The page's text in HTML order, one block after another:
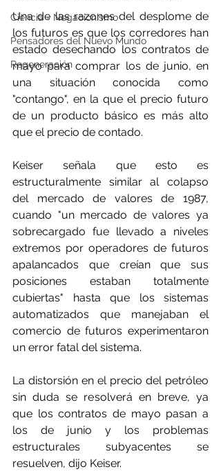
Ciencia - Negacionismo
Pensadores del Nuevo Mundo
Regeneración
Una de las razones del desplome de
los futuros es que los corredores han
estado desechando los contratos de
mayo para comprar los de junio, en
una situación conocida como
"contango", en la que el precio futuro
de un producto básico es más alto
que el precio de contado.
Keiser señala que esto es
estructuralmente similar al colapso
del mercado de valores de 1987,
cuando "un mercado de valores ya
sobrecargado fue llevado a niveles
extremos por operadores de futuros
apalancados que creían que sus
posiciones estaban totalmente
cubiertas" hasta que los sistemas
automatizados que manejaban el
comercio de futuros experimentaron
un error fatal del sistema.
La distorsión en el precio del petróleo
sin duda se resolverá en breve, ya
que los contratos de mayo pasan a
los de junio y los problemas
estructurales subyacentes se
resuelven, dijo Keiser.